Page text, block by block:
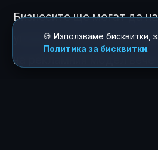
Бизнесите ще могат да
управление на
на рекламния модел вече
🍪 Използваме
Политика за бисквитки.